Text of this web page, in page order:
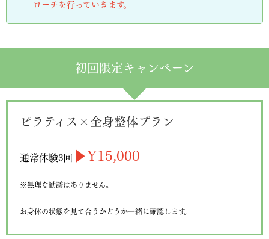
ローチを行っていきます。
初回限定キャンペーン
ピラティス×全身整体プラン
通常体験3回 ▶︎¥15,000
※無理な勧誘はありません。
お身体の状態を見て合うかどうか一緒に確認します。